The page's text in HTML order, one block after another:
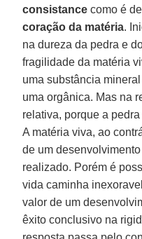
consistance como é
coração da matéria.
na dureza da pedra e
fragilidade da matéria
uma substância
uma orgânica. Mas na
relativa, porque a
A matéria viva, ao
de um
realizado. Porém é
vida caminha
valor de um
êxito conclusivo na